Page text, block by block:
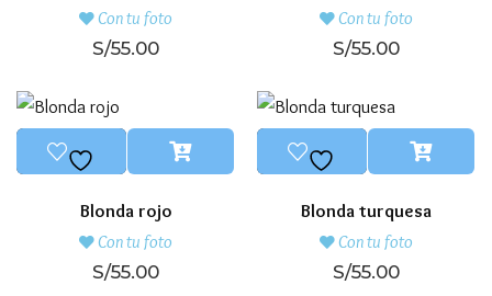
Con tu foto
S/55.00
Con tu foto
S/55.00
Blonda rojo
Con tu foto
S/55.00
Blonda turquesa
Con tu foto
S/55.00